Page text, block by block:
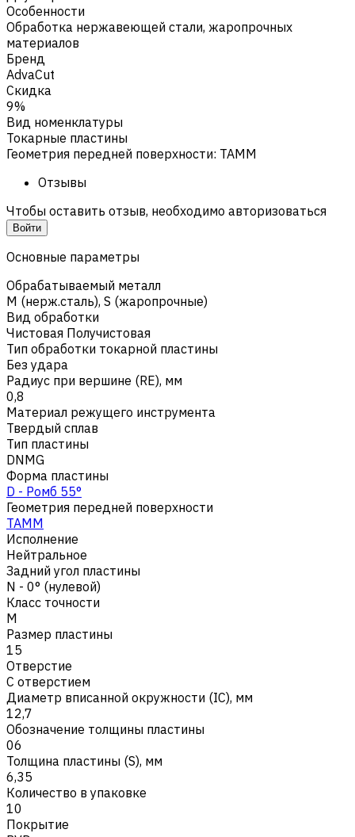
Особенности
Обработка нержавеющей стали, жаропрочных
материалов
Бренд
AdvaCut
Скидка
9%
Вид номенклатуры
Токарные пластины
Геометрия передней поверхности: TAMM
Отзывы
Чтобы оставить отзыв, необходимо авторизоваться
Войти
Основные параметры
Обрабатываемый металл
M (нерж.сталь), S (жаропрочные)
Вид обработки
Чистовая Получистовая
Тип обработки токарной пластины
Без удара
Радиус при вершине (RE), мм
0,8
Материал режущего инструмента
Твердый сплав
Тип пластины
DNMG
Форма пластины
D - Ромб 55°
Геометрия передней поверхности
TAMM
Исполнение
Нейтральное
Задний угол пластины
N - 0° (нулевой)
Класс точности
M
Размер пластины
15
Отверстие
С отверстием
Диаметр вписанной окружности (IC), мм
12,7
Обозначение толщины пластины
06
Толщина пластины (S), мм
6,35
Количество в упаковке
10
Покрытие